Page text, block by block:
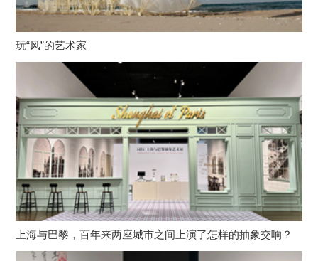
玩“风”的艺术家
上海与巴黎，百年来两座城市之间上演了怎样的抽象交响？